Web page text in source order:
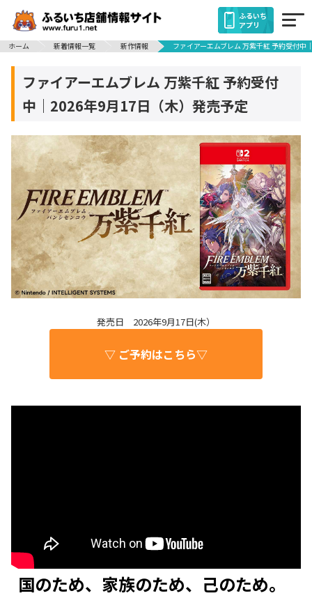
ふるいち
アプリ
ホーム
新着情報一覧 新作情報 ファイアーエムブレム 万紫千紅 予約受付
ファイアーエムブレム 万紫千紅 予約受付
中｜2026年9月17日（木）発売予定
発売日 2026年9月17日(木）
▽ ご予約はこちら▽
国のため、家族のため、己のため。